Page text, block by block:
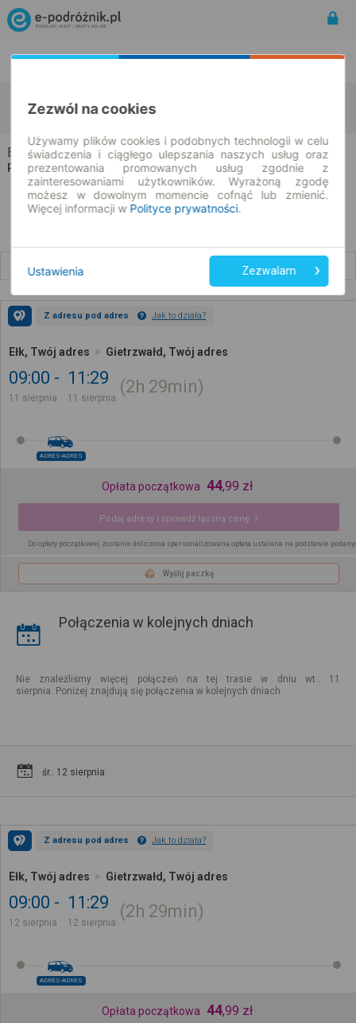
11.08.2026 | -- : --
Ełk → Gietrzwałd
Rozkład jazdy i bilety
Z adresu pod adres Jak to działa?
Ełk, Twój adres Gietrzwałd, Twój adres
09:00
11 sierpnia
11:29
11 sierpnia
2h 29min
ADRES-ADRES
Opłata początkowa 44,99 zł
Podaj adresy i sprawdź łączną cenę
Do opłaty początkowej zostanie doliczona spersonalizowana opłata ustalana na podstawie
Wyślij paczkę
Połączenia w kolejnych dniach
Nie znaleźliśmy więcej połączeń na tej trasie w dniu wt.. 11
sierpnia. Poniżej znajdują się połączenia w kolejnych dniach
śr.. 12 sierpnia
Z adresu pod adres Jak to działa?
Ełk, Twój adres Gietrzwałd, Twój adres
09:00
12 sierpnia
11:29
12 sierpnia
2h 29min
ADRES-ADRES
Opłata początkowa 44,99 zł
Zezwól na cookies
Używamy plików cookies i podobnych technologii w celu
świadczenia i ciągłego ulepszania naszych usług oraz
prezentowania promowanych usług zgodnie z
zainteresowaniami użytkowników. Wyrażoną zgodę
możesz w dowolnym momencie cofnąć lub zmienić.
Więcej informacji w Polityce prywatności.
Ustawienia Zezwalam